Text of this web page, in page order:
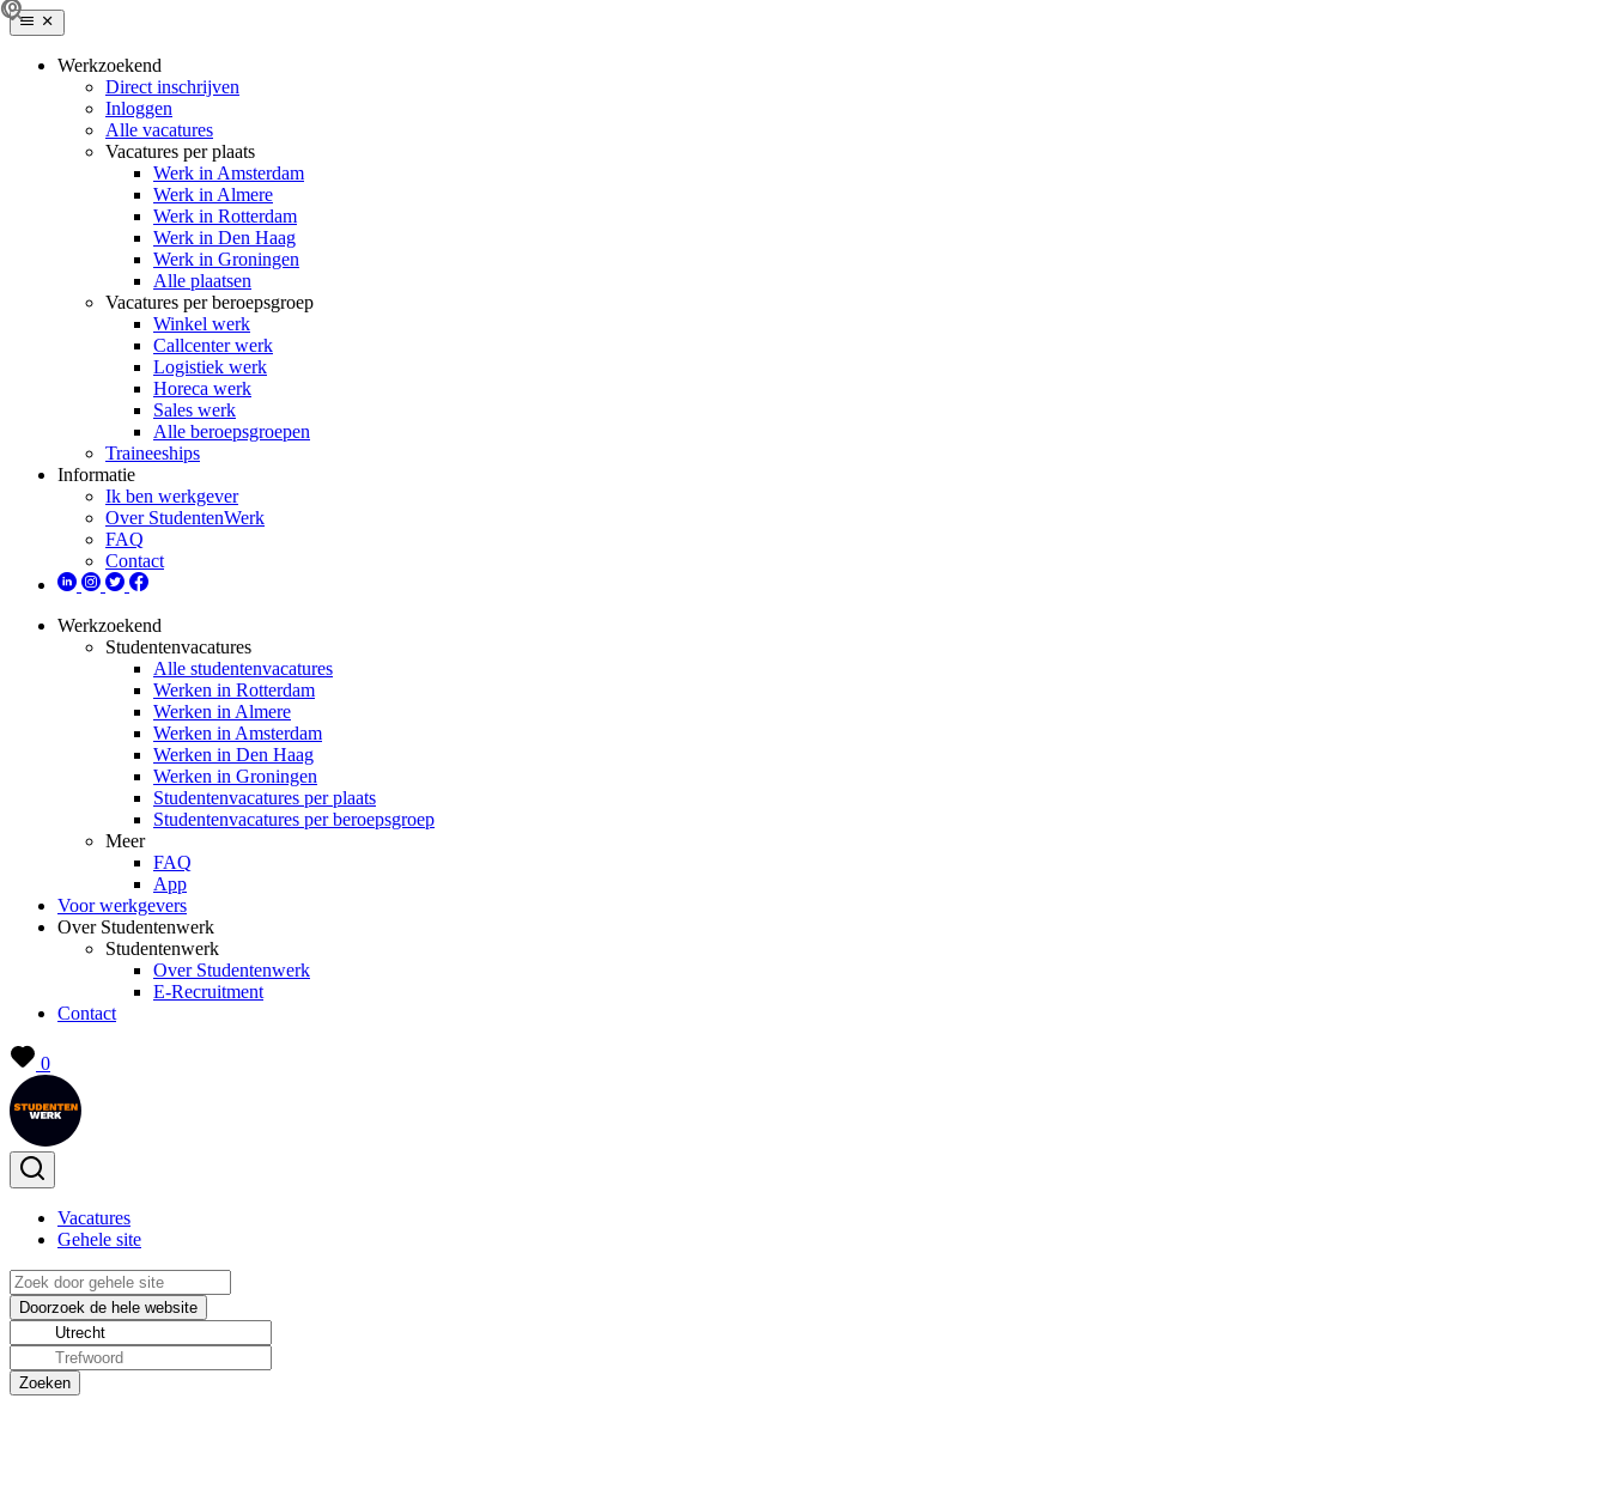
Werkzoekend
Direct inschrijven
Inloggen
Alle vacatures
Vacatures per plaats
Werk in Amsterdam
Werk in Almere
Werk in Rotterdam
Werk in Den Haag
Werk in Groningen
Alle plaatsen
Vacatures per beroepsgroep
Winkel werk
Callcenter werk
Logistiek werk
Horeca werk
Sales werk
Alle beroepsgroepen
Traineeships
Informatie
Ik ben werkgever
Over StudentenWerk
FAQ
Contact
Werkzoekend
Studentenvacatures
Alle studentenvacatures
Werken in Rotterdam
Werken in Almere
Werken in Amsterdam
Werken in Den Haag
Werken in Groningen
Studentenvacatures per plaats
Studentenvacatures per beroepsgroep
Meer
FAQ
App
Voor werkgevers
Over Studentenwerk
Studentenwerk
Over Studentenwerk
E-Recruitment
Contact
0
Vacatures
Gehele site